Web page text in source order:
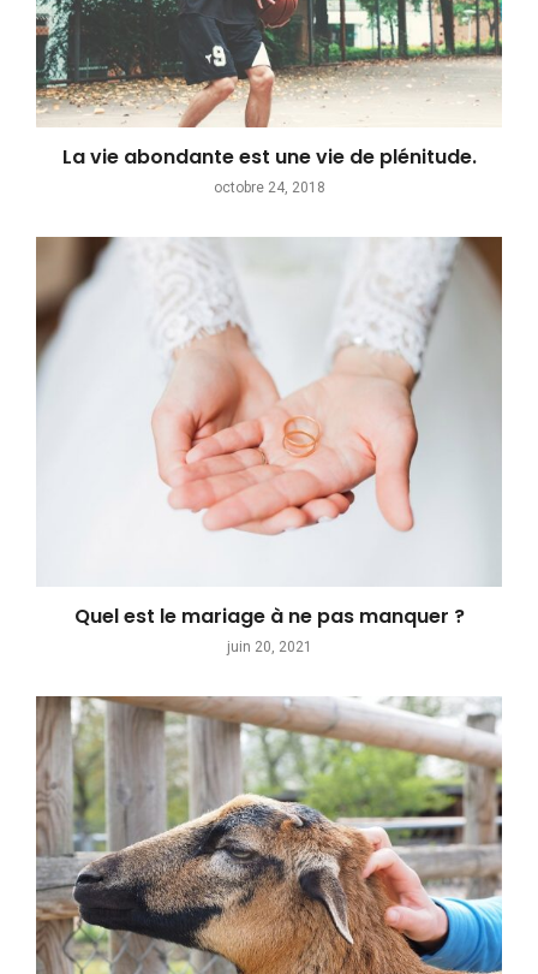
La vie abondante est une vie de plénitude.
octobre 24, 2018
Quel est le mariage à ne pas manquer ?
juin 20, 2021